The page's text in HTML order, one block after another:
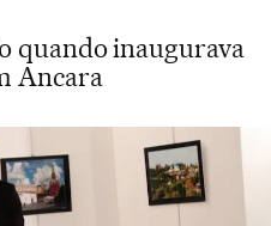
quando inaugurava
Ancara